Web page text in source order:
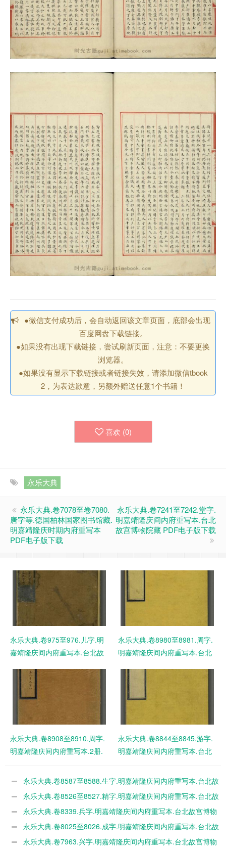
●微信支付成功后，会自动返回该文章页面，底部会出现
百度网盘下载链接。
●如果没有出现下载链接，尝试刷新页面，注意：不要更换
浏览器。
●如果没有显示下载链接或者链接失效，请添加微信tbook
2，为表达歉意，另额外赠送任意1个书籍！
喜欢 (0)
永乐大典
永乐大典.卷7078至卷7080.
唐字等.德国柏林国家图书馆藏.
明嘉靖隆庆时期内府重写本
PDF电子版下载
永乐大典.卷7241至7242.堂字.
明嘉靖隆庆间内府重写本.台北
故宫博物院藏 PDF电子版下载
永乐大典.卷975至976.儿字.明
嘉靖隆庆间内府重写本.台北故
永乐大典.卷8980至8981.周字.
明嘉靖隆庆间内府重写本.台北
永乐大典.卷8908至8910.周字.
明嘉靖隆庆间内府重写本.2册.
永乐大典.卷8844至8845.游字.
明嘉靖隆庆间内府重写本.台北
永乐大典.卷8587至8588.生字.明嘉靖隆庆间内府重写本.台北故
宫博物院藏 PDF电子版下载
永乐大典.卷8526至8527.精字.明嘉靖隆庆间内府重写本.台北故
宫博物院藏 PDF电子版下载
永乐大典.卷8339.兵字.明嘉靖隆庆间内府重写本.台北故宫博物
院藏 PDF电子版下载
永乐大典.卷8025至8026.成字.明嘉靖隆庆间内府重写本.台北故
宫博物院藏 PDF电子版下载
永乐大典.卷7963.兴字.明嘉靖隆庆间内府重写本.台北故宫博物